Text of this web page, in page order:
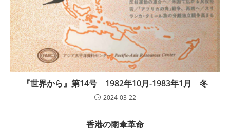
『世界から』第14号 1982年10月-1983年1月 冬
2024-03-22
香港の雨傘革命